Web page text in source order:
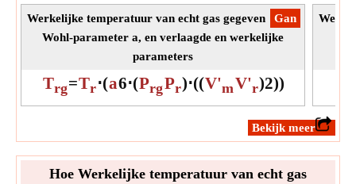
model is het volume dat per mol wordt ingenomen door gas
bij een kritische temperatuur en druk.
Symbool: V'
Molaire magnetische gevoeligheid
Eenheid:m³/mol
Opmerking:
Waarde kan positief of negatief zijn.
​Gan
Werkelijke temperatuur van echt gas gegeven
Wohl-parameter a, en verlaagde en werkelijke
parameters
Trg=Tr⋅(a6⋅(PrgPr)⋅((V'mV'r)2))
​Bekijk meer
Hoe Werkelijke temperatuur van echt gas